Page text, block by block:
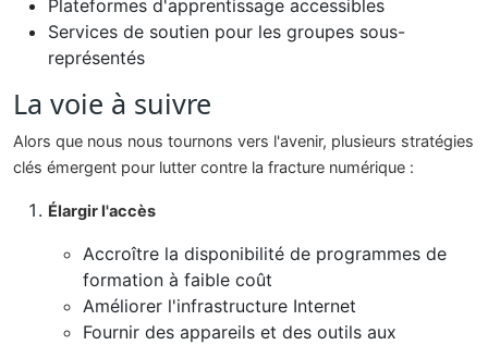
Plateformes d'apprentissage accessibles
Services de soutien pour les groupes sous-
représentés
La voie à suivre
Alors que nous nous tournons vers l'avenir, plusieurs stratégies
clés émergent pour lutter contre la fracture numérique :
Élargir l'accès
Accroître la disponibilité de programmes de
formation à faible coût
Améliorer l'infrastructure Internet
Fournir des appareils et des outils aux